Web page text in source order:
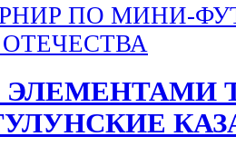
ПО МИНИ-
ЭЛЕМЕНТАМИ